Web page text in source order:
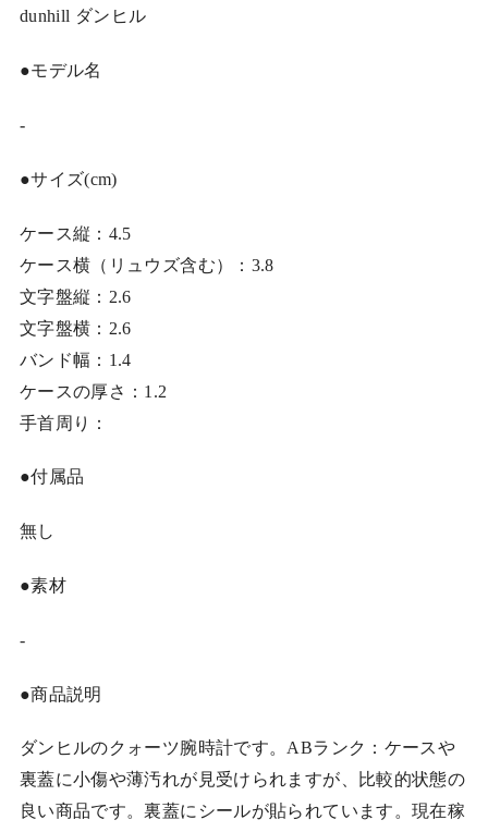
dunhill ダンヒル
●モデル名
-
●サイズ(cm)
ケース縦：4.5
ケース横（リュウズ含む）：3.8
文字盤縦：2.6
文字盤横：2.6
バンド幅：1.4
ケースの厚さ：1.2
手首周り：
●付属品
無し
●素材
-
●商品説明
ダンヒルのクォーツ腕時計です。ABランク：ケースや
裏蓋に小傷や薄汚れが見受けられますが、比較的状態の
良い商品です。裏蓋にシールが貼られています。現在稼